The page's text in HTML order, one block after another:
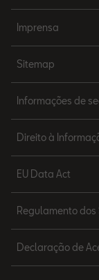
Imprensa
Sitemap
Informações de
Direito à
EU Data Act
Regulamento
Declaração de